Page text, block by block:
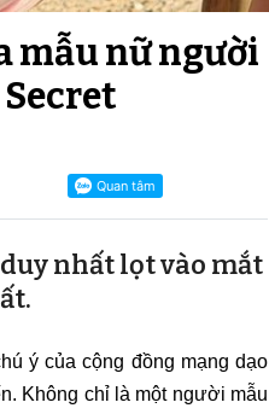
mẫu nữ người
nhất lọt vào mắt
ý của cộng đồng mạng dạo
Không chỉ là một người mẫu